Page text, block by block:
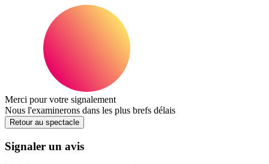
Merci pour votre signalement
Nous l'examinerons dans les plus brefs délais
Retour au spectacle
Signaler un avis